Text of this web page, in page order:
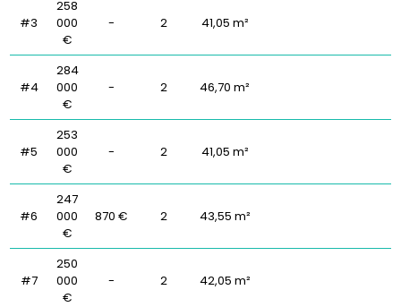
#3
258
000
€
- 2 41,05 m²
#4
284
000
€
- 2 46,70 m²
#5
253
000
€
- 2 41,05 m²
#6
247
000
€
870 € 2 43,55 m²
#7
250
000
€
- 2 42,05 m²